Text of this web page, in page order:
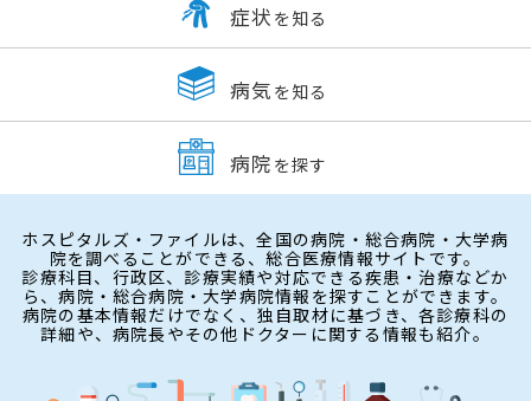
症状 を知る
病気 を知る
病院 を探す
ホスピタルズ・ファイルは、全国の病院・総合病院・大学病
院を調べることができる、総合医療情報サイトです。
診療科目、行政区、診療実績や対応できる疾患・治療などか
ら、病院・総合病院・大学病院情報を探すことができます。
病院の基本情報だけでなく、独自取材に基づき、各診療科の
詳細や、病院長やその他ドクターに関する情報も紹介。